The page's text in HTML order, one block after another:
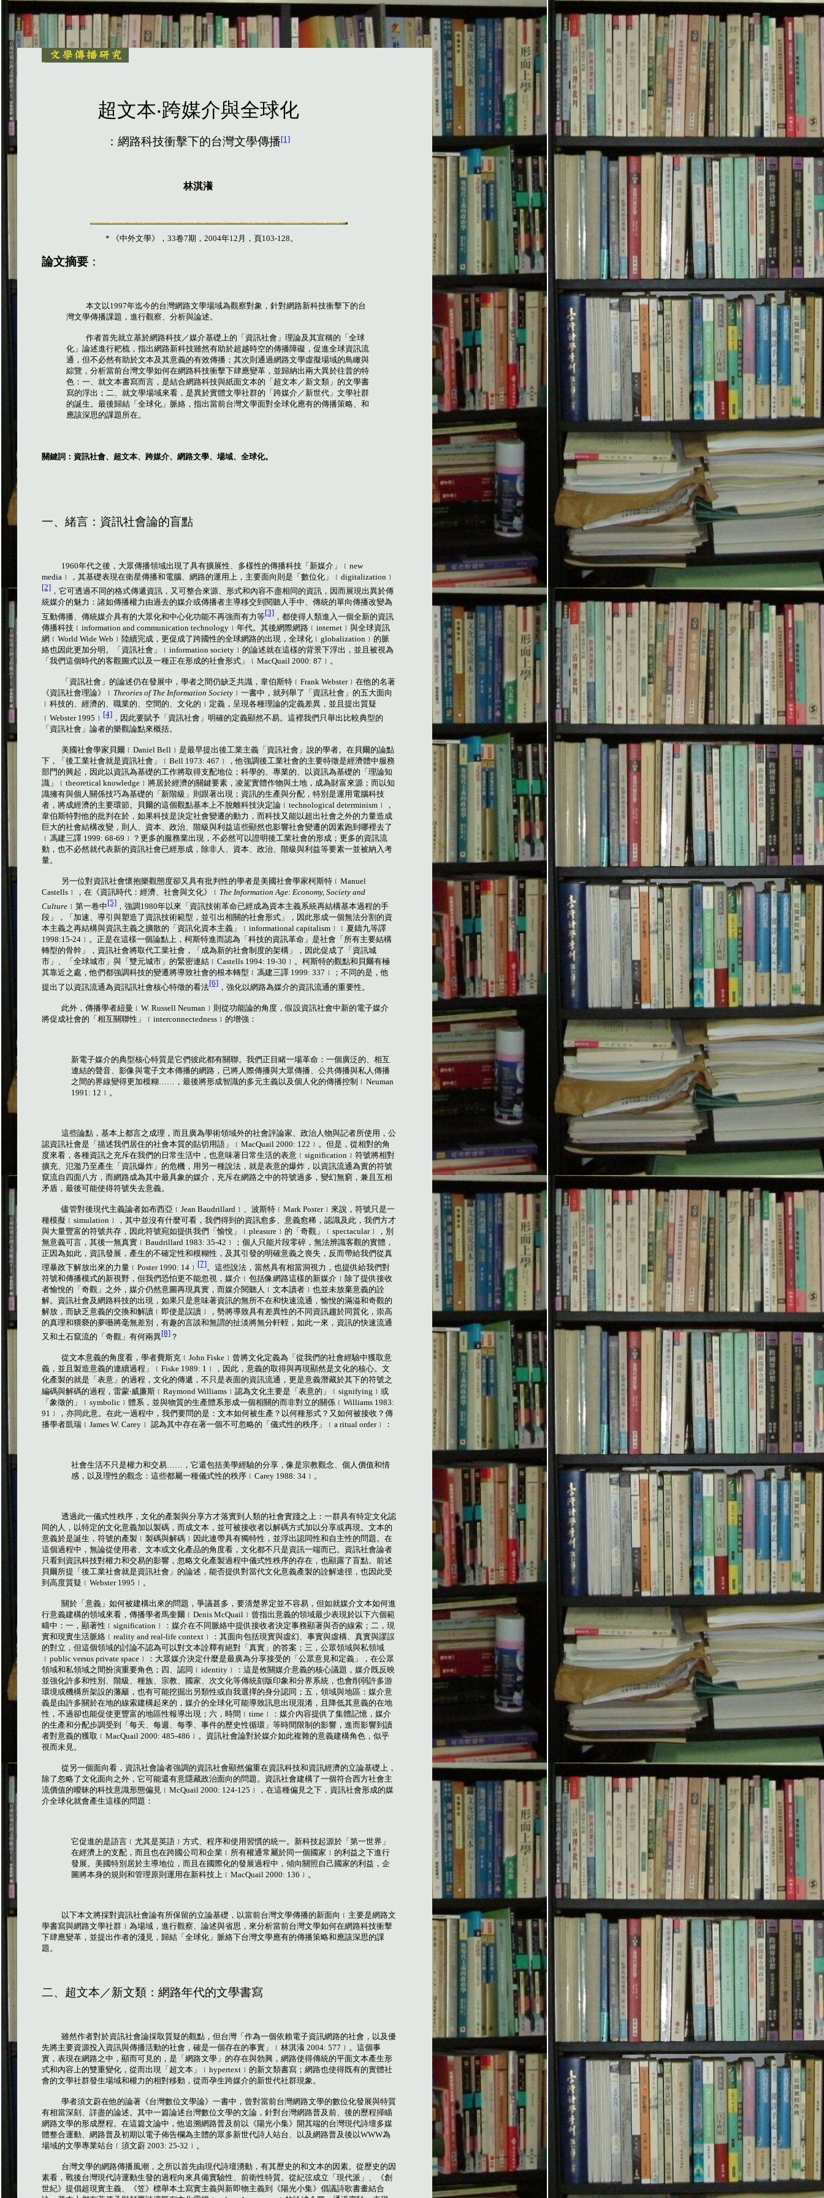
超文本‧跨媒介與全球化
：網路科技衝擊下的台灣文學傳播[1]
林淇瀁
* 《中外文學》， 33卷7期， 2004年12 月，頁103-128。
論文摘要 ：
本文以1997年迄今的台灣網路文學場域為觀察對象，針對網路新科技衝擊下的台
灣文學傳播課題，進行觀察、分析與論述。
作者首先就立基於網路科技／媒介基礎上的「資訊社會」理論及其宣稱的「全球
化」論述進行耙梳，指出網路新科技雖然有助於超越時空的傳播障礙，促進全球資訊流
通，但不必然有助於文本及其意義的有效傳播；其次則通過網路文學虛擬場域的鳥瞰與
綜覽，分析當前台灣文學如何在網路科技衝擊下肆應變革，並歸納出兩大異於往昔的特
色：一、就文本書寫而言，是結合網路科技與紙面文本的「超文本／新文類」的文學書
寫的浮出；二、就文學場域來看，是異於實體文學社群的「跨媒介／新世代」文學社群
的誕生。最後歸結「全球化」脈絡，指出當前台灣文學面對全球化應有的傳播策略、和
應該深思的課題所在。
關鍵詞： 資訊社會、超文本、跨媒介、網路文學、場域、全球化。
一、緒言：資訊社會論的盲點
1960年代之後，大眾傳播領域出現了具有擴展性、多樣性的傳播科技「新媒介」﹝ new
media ﹞，其基礎表現在衛星傳播和電腦、網路的運用上，主要面向則是「數位化」﹝ digitalization ﹞
[2] ，它可透過不同的格式傳遞資訊，又可整合來源、形式和內容不盡相同的資訊，因而展現出異於傳
統媒介的魅力：諸如傳播權力由過去的媒介或傳播者主導移交到閱聽人手中、傳統的單向傳播改變為
互動傳播、傳統媒介具有的大眾化和中心化功能不再強而有力等[3] ，都使得人類進入一個全新的資訊
傳播科技﹝ information and communication technology ﹞年代。其後網際網路﹝ internet ﹞與全球資訊
網﹝ World Wide Web ﹞陸續完成，更促成了跨國性的全球網路的出現，全球化﹝ globalization ﹞的脈
絡也因此更加分明。「資訊社會」﹝ information society ﹞的論述就在這樣的背景下浮出，並且被視為
「我們這個時代的客觀圖式以及一種正在形成的社會形式」﹝ MacQuail 2000: 87 ﹞。
「資訊社會」的論述仍在發展中，學者之間仍缺乏共識，韋伯斯特﹝ Frank Webster﹞在他的名著
《資訊社會理論》﹝ Theories of The Information Society ﹞一書中，就列舉了「資訊社會」的五大面向
﹝科技的、經濟的、職業的、空間的、文化的﹞定義，呈現各種理論的定義差異，並且提出質疑
﹝ Webster 1995 ﹞ [4] ，因此要賦予「資訊社會」明確的定義顯然不易。這裡我們只舉出比較典型的
「資訊社會」論者的樂觀論點來概括。
美國社會學家貝爾﹝ Daniel Bell ﹞是最早提出後工業主義「資訊社會」說的學者。在貝爾的論點
下，「後工業社會就是資訊社會」﹝ Bell 1973: 467 ﹞，他強調後工業社會的主要特徵是經濟體中服務
部門的興起，因此以資訊為基礎的工作將取得支配地位；科學的、專業的、以資訊為基礎的「理論知
識」﹝ theoretical knowledge ﹞將居於經濟的關鍵要素，凌駕實體作物與土地，成為財富來源；而以知
識擁有與個人關係技巧為基礎的「新階級」則跟著出現；資訊的生產與分配，特別是運用電腦科技
者，將成經濟的主要環節。貝爾的這個觀點基本上不脫離科技決定論﹝ technological determinism ﹞，
韋伯斯特對他的批判在於，如果科技是決定社會變遷的動力，而科技又能以超出社會之外的力量造成
巨大的社會結構改變，則人、資本、政治、階級與利益這些顯然也影響社會變遷的因素跑到哪裡去了
﹝馮建三譯 1999: 68-69 ﹞？更多的服務業出現，不必然可以證明後工業社會的形成；更多的資訊流
動，也不必然就代表新的資訊社會已經形成，除非人、資本、政治、階級與利益等要素一並被納入考
量。
另一位對資訊社會懷抱樂觀態度卻又具有批判性的學者是美國社會學家柯斯特﹝ Manuel
Castells ﹞，在《資訊時代：經濟、社會與文化》﹝ The Information Age: Economy, Society and
Culture ﹞第一卷中[5] ，強調1980年以來「資訊技術革命已經成為資本主義系統再結構基本過程的手
段」，「加速、導引與塑造了資訊技術範型，並引出相關的社會形式」，因此形成一個無法分割的資
本主義之再結構與資訊主義之擴散的「資訊化資本主義」﹝ informational capitalism ﹞﹝夏鑄九等譯
1998:15-24 ﹞。正是在這樣一個論點上，柯斯特進而認為「科技的資訊革命」是社會「所有主要結構
轉型的骨幹」，資訊社會將取代工業社會，「成為新的社會制度的架構」，因此促成了「資訊城
市」、「全球城市」與「雙元城市」的緊密連結﹝ Castells 1994: 19-30 ﹞。柯斯特的觀點和貝爾有極
其靠近之處，他們都強調科技的變遷將導致社會的根本轉型﹝馮建三譯 1999: 337 ﹞；不同的是，他
提出了以資訊流通為資訊訊社會核心特徵的看法[6] ，強化以網路為媒介的資訊流通的重要性。
此外，傳播學者紐曼﹝ W. Russell Neuman ﹞則從功能論的角度，假設資訊社會中新的電子媒介
將促成社會的「相互關聯性」﹝ interconnectedness ﹞的增強：
新電子媒介的典型核心特質是它們彼此都有關聯。我們正目睹一場革命：一個廣泛的、相互
連結的聲音、影像與電子文本傳播的網路，已將人際傳播與大眾傳播、公共傳播與私人傳播
之間的界線變得更加模糊……，最後將形成智識的多元主義以及個人化的傳播控制 ﹝ Neuman
1991: 12 ﹞ 。
這些論點，基本上都言之成理，而且廣為學術領域外的社會評論家、政治人物與記者所使用，公
認資訊社會是「描述我們居住的社會本質的貼切用語」﹝ MacQuail 2000: 122 ﹞。但是，從相對的角
度來看，各種資訊之充斥在我們的日常生活中，也意味著日常生活的表意﹝ signification ﹞符號將相對
擴充、氾濫乃至產生「資訊爆炸」的危機，用另一種說法，就是表意的爆炸，以資訊流通為實的符號
竄流自四面八方，而網路成為其中最具象的媒介，充斥在網路之中的符號過多，變幻無窮，兼且互相
矛盾，最後可能使得符號失去意義。
儘管對後現代主義論者如布西亞﹝ Jean Baudrillard ﹞、波斯特﹝ Mark Poster﹞來說，符號只是一
種模擬﹝ simulation ﹞，其中並沒有什麼可看，我們得到的資訊愈多、意義愈稀，認識及此，我們方才
與大量豐富的符號共存，因此符號宛如提供我們「愉悅」﹝ pleasure ﹞的「奇觀」﹝ spectacular﹞，別
無意義可言，其後一無真實﹝ Baudrillard 1983: 35-42 ﹞；個人只能片段零碎，無法辨識客觀的實體，
正因為如此，資訊發展，產生的不確定性和模糊性，及其引發的明確意義之喪失，反而帶給我們從真
理暴政下解放出來的力量﹝ Poster 1990: 14 ﹞ [7]。這些說法，當然具有相當洞視力，也提供給我們對
符號和傳播模式的新視野，但我們恐怕更不能忽視，媒介﹝包括像網路這樣的新媒介﹞除了提供接收
者愉悅的「奇觀」之外，媒介仍然意圖再現真實，而媒介閱聽人﹝文本讀者﹞也並未放棄意義的詮
解。資訊社會及網路科技的出現，如果只是意味著資訊的無所不在和快速流通，愉悅的滿溢和奇觀的
解放，而缺乏意義的交換和解讀﹝即使是誤讀﹞，勢將導致具有差異性的不同資訊趨於同質化，崇高
的真理和猥褻的夢囈將毫無差別，有趣的言談和無謂的扯淡將無分軒輊，如此一來，資訊的快速流通
又和土石竄流的「奇觀」有何兩異[8] ？
從文本意義的角度看，學者費斯克﹝ John Fiske ﹞曾將文化定義為「從我們的社會經驗中獲取意
義，並且製造意義的連續過程」﹝ Fiske 1989: 1 ﹞，因此，意義的取得與再現顯然是文化的核心。文
化產製的就是「表意」的過程，文化的傳遞，不只是表面的資訊流通，更是意義潛藏於其下的符號之
編碼與解碼的過程，雷蒙‧威廉斯﹝ Raymond Williams ﹞認為文化主要是「表意的」﹝ signifying ﹞或
「象徵的」﹝ symbolic ﹞體系，並與物質的生產體系形成一個相關的而非對立的關係﹝ Williams 1983:
91 ﹞，亦同此意。在此一過程中，我們要問的是：文本如何被生產？以何種形式？又如何被接收？傳
播學者凱瑞﹝ James W. Carey ﹞ 認為其中存在著一個不可忽略的「儀式性的秩序」﹝ a ritual order﹞：
社會生活不只是權力和交易……，它還包括美學經驗的分享，像是宗教觀念、個人價值和情
感，以及理性的觀念：這些都屬一種儀式性的秩序 ﹝ Carey 1988: 34 ﹞ 。
透過此一儀式性秩序，文化的產製與分享方才落實到人類的社會實踐之上：一群具有特定文化認
同的人，以特定的文化意義加以製碼，而成文本，並可被接收者以解碼方式加以分享或再現。文本的
意義於是誕生，符號的產製﹝製碼與解碼﹞因此連帶具有獨特性，並浮出認同性和自主性的問題。在
這個過程中，無論從使用者、文本或文化產品的角度看，文化都不只是資訊一端而已。資訊社會論者
只看到資訊科技對權力和交易的影響，忽略文化產製過程中儀式性秩序的存在，也顯露了盲點。前述
貝爾所提「後工業社會就是資訊社會」的論述，能否提供對當代文化意義產製的詮解途徑，也因此受
到高度質疑﹝ Webster 1995 ﹞。
關於「意義」如何被建構出來的問題，爭議甚多，要清楚界定並不容易，但如就媒介文本如何進
行意義建構的領域來看，傳播學者馬奎爾﹝ Denis McQuail ﹞曾指出意義的領域最少表現於以下六個範
疇中：一，顯著性﹝ signification ﹞：媒介在不同脈絡中提供接收者決定事務顯著與否的線索；二，現
實和現實生活脈絡﹝ reality and real-life context ﹞：其面向包括現實與虛幻、事實與虛構、真實與謬誤
的對立，但這個領域的討論不認為可以對文本詮釋有絕對「真實」的答案；三，公眾領域與私領域
﹝ public versus private space ﹞：大眾媒介決定什麼是最廣為分享接受的「公眾意見和定義」，在公眾
領域和私領域之間扮演重要角色；四、認同﹝ identity ﹞：這是攸關媒介意義的核心議題，媒介既反映
並強化許多和性別、階級、種族、宗教、國家、次文化等傳統刻版印象和分界系統，也會削弱許多游
環境或機構所架設的藩籬，也有可能挖掘出另類性或自我選擇的身分認同；五，領域與地區：媒介意
義是由許多關於在地的線索建構起來的，媒介的全球化可能導致訊息出現混淆，且降低其意義的在地
性，不過卻也能促使更豐富的地區性報導出現；六，時間﹝ time ﹞：媒介內容提供了集體記憶，媒介
的生產和分配步調受到「每天、每週、每季、事件的歷史性循環」等時間限制的影響，進而影響到讀
者對意義的獲取﹝ MacQuail 2000: 485-486 ﹞。資訊社會論對於媒介如此複雜的意義建構角色，似乎
視而未見。
從另一個面向看，資訊社會論者強調的資訊社會顯然偏重在資訊科技和資訊經濟的立論基礎上，
除了忽略了文化面向之外，它可能還有意隱藏政治面向的問題。資訊社會建構了一個符合西方社會主
流價值的曖昧的科技意識形態偏見﹝ McQuail 2000: 124-125 ﹞，在這種偏見之下，資訊社會形成的媒
介全球化就會產生這樣的問題：
它促進的是語言﹝尤其是英語﹞方式、程序和使用習慣的統一。新科技起源於「第一世界」
在經濟上的支配，而且也在跨國公司和企業﹝所有權通常屬於同一個國家﹞的利益之下進行
發展。美國特別居於主導地位，而且在國際化的發展過程中，傾向關照自己國家的利益，企
圖將本身的規則和管理原則運用在新科技上﹝ MacQuail 2000: 136 ﹞。
以下本文將採對資訊社會論有所保留的立論基礎，以當前台灣文學傳播的新面向﹝主要是網路文
學書寫與網路文學社群﹞為場域，進行觀察、論述與省思，來分析當前台灣文學如何在網路科技衝擊
下肆應變革，並提出作者的淺見，歸結「全球化」脈絡下台灣文學應有的傳播策略和應該深思的課
題。
二、超文本／新文類：網路年代的文學書寫
雖然作者對於資訊社會論採取質疑的觀點，但台灣「作為一個依賴電子資訊網路的社會，以及優
先將主要資源投入資訊與傳播活動的社會，確是一個存在的事實」﹝林淇瀁 2004: 577 ﹞。這個事
實，表現在網路之中，顯而可見的，是「網路文學」的存在與勃興，網路使得傳統的平面文本產生形
式和內容上的雙重變化，從而出現「超文本」﹝ hypertext ﹞的新文類書寫；網路也使得既有的實體社
會的文學社群發生場域和權力的相對移動，從而孕生跨媒介的新世代社群現象。
學者須文蔚在他的論著《台灣數位文學論》一書中，曾對當前台灣網路文學的數位化發展與特質
有相當深刻、詳盡的論述。其中一篇論述台灣數位文學的文論，針對台灣網路普及前、後的歷程掃瞄
網路文學的形成歷程。在這篇文論中，他追溯網路普及前以《陽光小集》開其端的台灣現代詩壇多媒
體整合運動、網路普及初期以電子佈告欄為主體的眾多新世代詩人站台、以及網路普及後以WWW為
場域的文學專業站台﹝須文蔚 2003: 25-32 ﹞。
台灣文學的網路傳播風潮，之所以首先由現代詩壇湧動，有其歷史的和文本的因素。從歷史的因
素看，戰後台灣現代詩運動生發的過程向來具備實驗性、前衛性特質。從紀弦成立「現代派」、《創
世紀》提倡超現實主義、《笠》標舉本土寫實主義與新即物主義到《陽光小集》倡議詩歌書畫結合